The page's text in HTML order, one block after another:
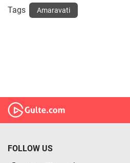
Tags Amaravati
FOLLOW US